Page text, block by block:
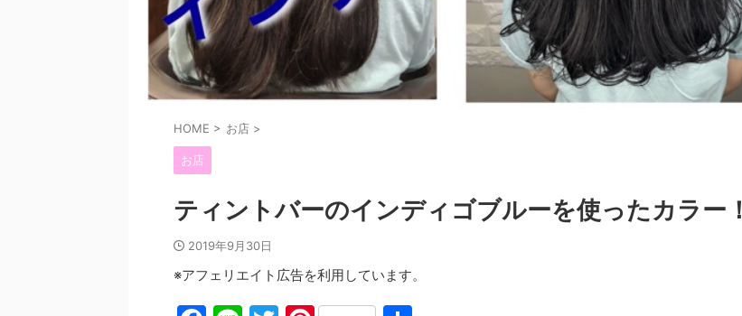
HOME > お店 >
お店
ティントバーのインディゴブルーを使ったカラー！
2019年9月30日
※アフェリエイト広告を利用しています。